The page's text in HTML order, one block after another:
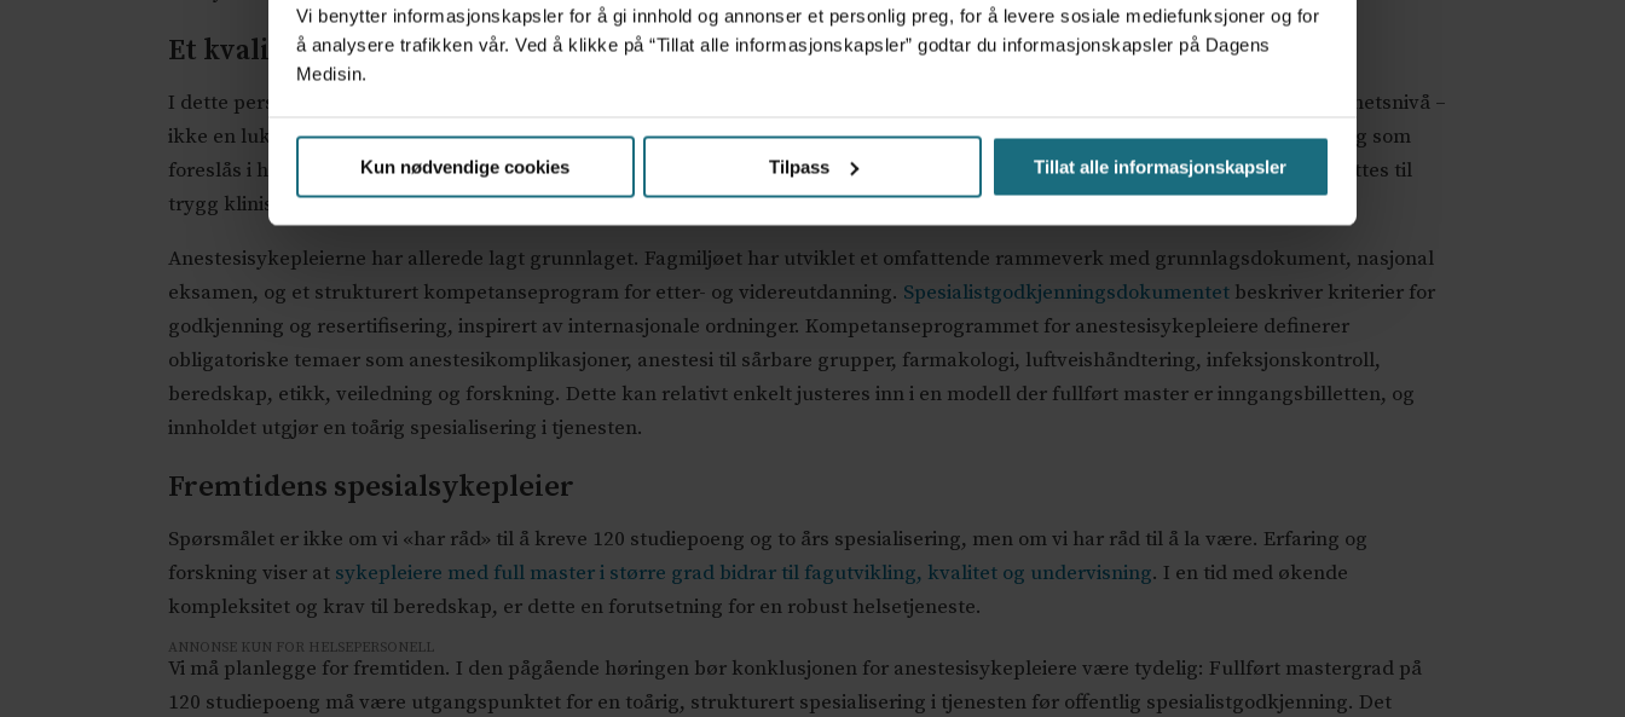
Vi benytter informasjonskapsler for å gi innhold og annonser et personlig preg, for å levere sosiale mediefunksjoner og for
å analysere trafikken vår. Ved å klikke på “Tillat alle informasjonskapsler” godtar du informasjonskapsler på Dagens
Medisin.
Kun nødvendige cookies Tilpass Tillat alle informasjonskapsler
Et kvalitetsstempel
I dette perspektivet er kravet om 120 studiepoeng master, etterfulgt av en toårig, strukturert spesialisering i tjenesten, et sikkerhetsnivå –
ikke en luksus. Masterløpet sikrer avansert vurderingskompetanse, forskningsforståelse og systemblikk. En toårig spesialisering som
foreslås i høringen – med veiledet praksis, simulering, refleksjon og systematisk vurdering – sikrer at denne kompetansen omsettes til
trygg klinisk utøvelse. Spesialistgodkjenningen blir da en bekreftelse på både formell og praktisk oppnådd kompetanse.
Anestesisykepleierne har allerede lagt grunnlaget. Fagmiljøet har utviklet et omfattende rammeverk med grunnlagsdokument, nasjonal
eksamen, og et strukturert kompetanseprogram for etter- og videreutdanning. Spesialistgodkjenningsdokumentet beskriver kriterier for
godkjenning og resertifisering, inspirert av internasjonale ordninger. Kompetanseprogrammet for anestesisykepleiere definerer
obligatoriske temaer som anestesikomplikasjoner, anestesi til sårbare grupper, farmakologi, luftveishåndtering, infeksjonskontroll,
beredskap, etikk, veiledning og forskning. Dette kan relativt enkelt justeres inn i en modell der fullført master er inngangsbilletten, og
innholdet utgjør en toårig spesialisering i tjenesten.
Fremtidens spesialsykepleier
Spørsmålet er ikke om vi «har råd» til å kreve 120 studiepoeng og to års spesialisering, men om vi har råd til å la være. Erfaring og
forskning viser at sykepleiere med full master i større grad bidrar til fagutvikling, kvalitet og undervisning. I en tid med økende
kompleksitet og krav til beredskap, er dette en forutsetning for en robust helsetjeneste.
ANNONSE KUN FOR HELSEPERSONELL
Vi må planlegge for fremtiden. I den pågående høringen bør konklusjonen for anestesisykepleiere være tydelig: Fullført mastergrad på
120 studiepoeng må være utgangspunktet for en toårig, strukturert spesialisering i tjenesten før offentlig spesialistgodkjenning. Det